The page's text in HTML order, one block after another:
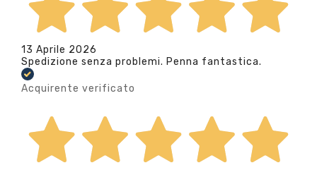
13 Aprile 2026
Spedizione senza problemi. Penna fantastica.
Acquirente verificato